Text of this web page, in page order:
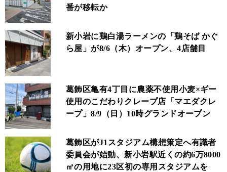
番が移転か
新小岩に鶏白湯ラーメンの「鶏そば かぐ
ら屋」が8/6（木）オープン、4店舗目
葛飾区亀有4丁目に農薬不使用小麦×ギー
使用のこだわりクレープ店「マエダクレ
ープ」8/9（日）10時グランドオープン
葛飾区がJ1スタジアム構想策定へ有識者
委員会が始動、新小岩駅近くの約6万8000
㎡の用地に23区初の専用スタジアムを